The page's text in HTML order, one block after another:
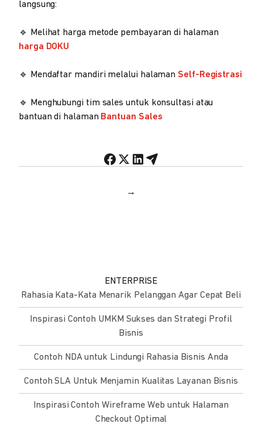
langsung:
🔹 Melihat harga metode pembayaran di halaman
harga DOKU
🔹 Mendaftar mandiri melalui halaman Self-Registrasi
🔹 Menghubungi tim sales untuk konsultasi atau
bantuan di halaman Bantuan Sales
→
ENTERPRISE
Rahasia Kata-Kata Menarik Pelanggan Agar Cepat Beli
Inspirasi Contoh UMKM Sukses dan Strategi Profil
Bisnis
Contoh NDA untuk Lindungi Rahasia Bisnis Anda
Contoh SLA Untuk Menjamin Kualitas Layanan Bisnis
Inspirasi Contoh Wireframe Web untuk Halaman
Checkout Optimal